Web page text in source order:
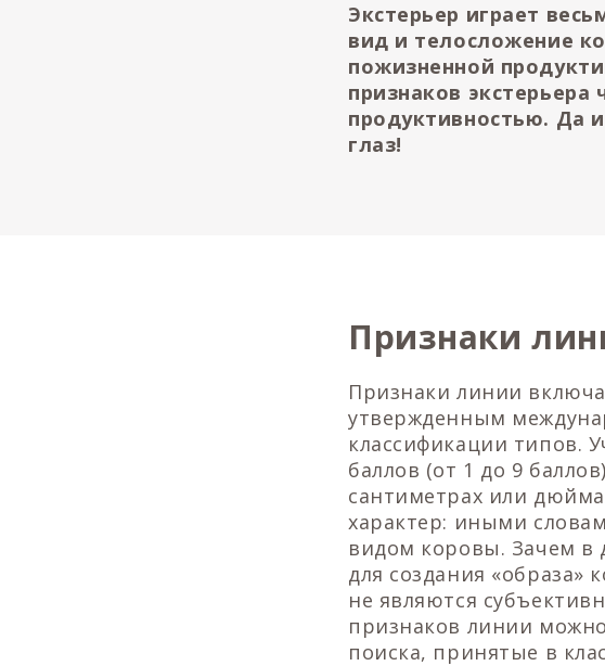
Экстерьер играет
вид и телосложение
пожизненной
признаков
продуктивностью. Да
глаз!
Признаки
Признаки линии
утвержденным
классификации типов.
баллов (от 1 до 9
сантиметрах или
характер: иными
видом коровы. Зачем в
для создания «образа»
не являются
признаков линии можно
поиска, принятые в